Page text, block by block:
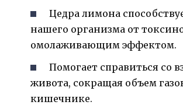
Цедра лимона
нашего организма от
омолаживающим эффектом.
Помогает справиться со
живота, сокращая объем
кишечнике.